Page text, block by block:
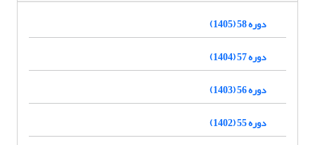
دوره 58 (1405)
دوره 57 (1404)
دوره 56 (1403)
دوره 55 (1402)